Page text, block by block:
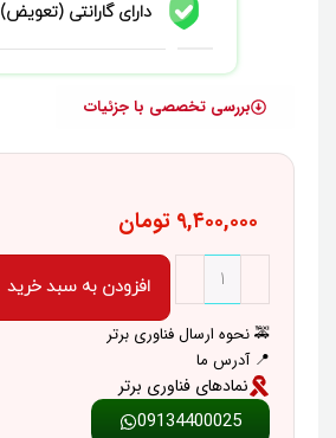
دارای گارانتی (تعویض)
بررسی تخصصی با جزئیات
۹,۴۰۰,۰۰۰ تومان
افزودن به سبد خرید
🚕 نحوه ارسال فناوری برتر
📍 آدرس ما
نمادهای فناوری برتر
09134400025